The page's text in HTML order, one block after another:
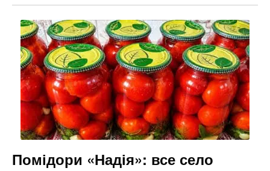
Помідори «Надія»: все село